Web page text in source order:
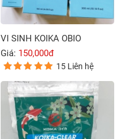
VI SINH KOIKA OBIO
Giá: 150,000đ
15 Liên hệ